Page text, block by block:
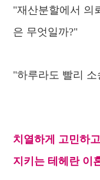
"재산분할에서 의
은 무엇일까?"
"하루라도 빨리
치열하게 고민하
지키는 테헤란 이